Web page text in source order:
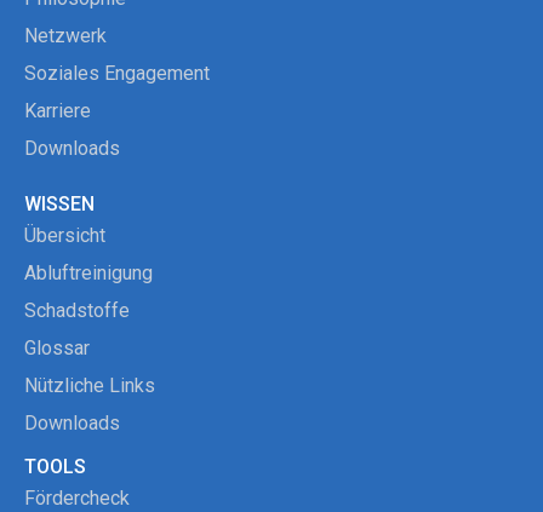
Netzwerk
Soziales Engagement
Karriere
Downloads
WISSEN
Übersicht
Abluftreinigung
Schadstoffe
Glossar
Nützliche Links
Downloads
TOOLS
Fördercheck